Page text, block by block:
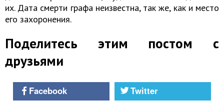
их. Дата смерти графа неизвестна, так же, как и место
его захоронения.
Поделитесь этим постом с
друзьями
Facebook
Twitter